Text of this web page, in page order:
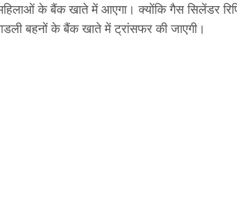
के बैंक खाते में आएगा। क्योंकि गैस
बहनों के बैंक खाते में ट्रांसफर की जाएगी।